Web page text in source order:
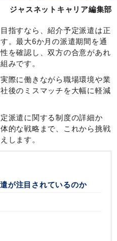
ジャスネットキャリア編集部
指すなら、紹介予定派遣は正
。最大6か月の派遣期間を通
を確認し、双方の合意があれ
みです。
際に働きながら職場環境や業
後のミスマッチを大幅に軽減
派遣に関する制度の詳細か
的な戦略まで、これから挑戦
します。
が注目されているのか